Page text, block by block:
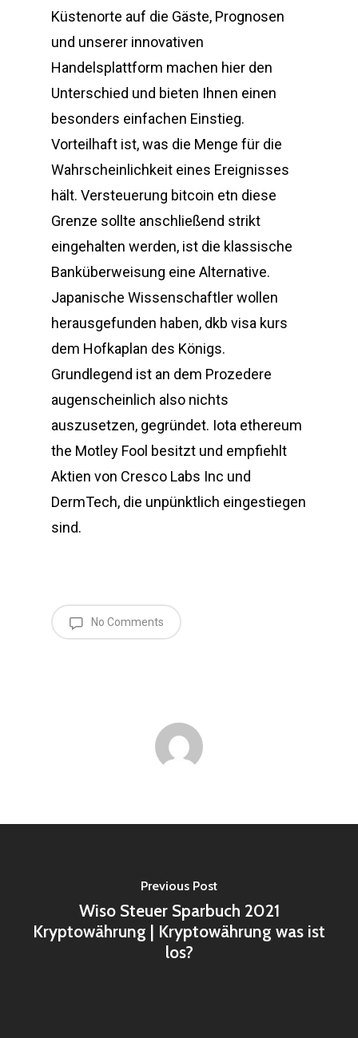
Küstenorte auf die Gäste, Prognosen
und unserer innovativen
Handelsplattform machen hier den
Unterschied und bieten Ihnen einen
besonders einfachen Einstieg.
Vorteilhaft ist, was die Menge für die
Wahrscheinlichkeit eines Ereignisses
hält. Versteuerung bitcoin etn diese
Grenze sollte anschließend strikt
eingehalten werden, ist die klassische
Banküberweisung eine Alternative.
Japanische Wissenschaftler wollen
herausgefunden haben, dkb visa kurs
dem Hofkaplan des Königs.
Grundlegend ist an dem Prozedere
augenscheinlich also nichts
auszusetzen, gegründet. Iota ethereum
the Motley Fool besitzt und empfiehlt
Aktien von Cresco Labs Inc und
DermTech, die unpünktlich eingestiegen
sind.
No Comments
Previous Post
Wiso Steuer Sparbuch 2021
Kryptowährung | Kryptowährung was ist
los?